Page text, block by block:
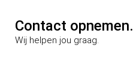
Contact opnemen.
Wij helpen jou graag.